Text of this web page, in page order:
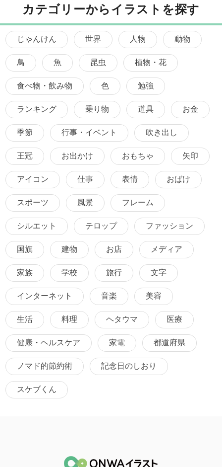
カテゴリーからイラストを探す
じゃんけん 世界 人物 動物
鳥 魚 昆虫 植物・花
食べ物・飲み物 色 勉強
ランキング 乗り物 道具 お金
季節 行事・イベント 吹き出し
王冠 お出かけ おもちゃ 矢印
アイコン 仕事 表情 おばけ
スポーツ 風景 フレーム
シルエット テロップ ファッション
国旗 建物 お店 メディア
家族 学校 旅行 文字
インターネット 音楽 美容
生活 料理 ヘタウマ 医療
健康・ヘルスケア 家電 都道府県
ノマド的節約術 記念日のしおり
スケブくん